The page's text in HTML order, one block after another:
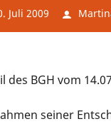
Juli 2009
des BGH vom
seiner